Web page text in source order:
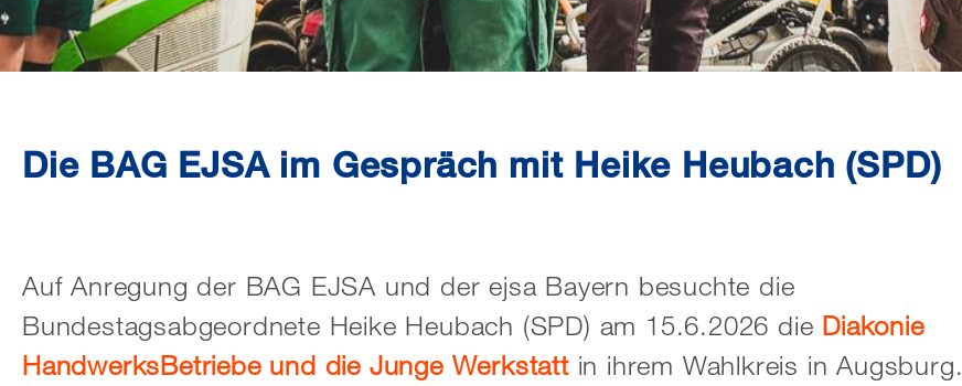
Die BAG EJSA im Gespräch mit Heike Heubach (SPD)
Auf Anregung der BAG EJSA und der ejsa Bayern besuchte die
Bundestagsabgeordnete Heike Heubach (SPD) am 15.6.2026 die Diakonie
HandwerksBetriebe und die Junge Werkstattin ihrem Wahlkreis in Augsburg.